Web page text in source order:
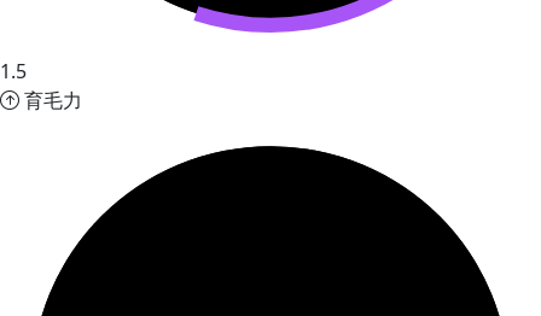
1.5
育毛力